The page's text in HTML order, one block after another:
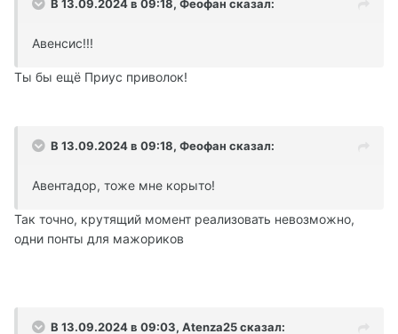
В 13.09.2024 в 09:18, Феофан сказал:
Авенсис!!!
Ты бы ещё Приус приволок!
В 13.09.2024 в 09:18, Феофан сказал:
Авентадор, тоже мне корыто!
Так точно, крутящий момент реализовать невозможно,
одни понты для мажориков
В 13.09.2024 в 09:03, Atenza25сказал: